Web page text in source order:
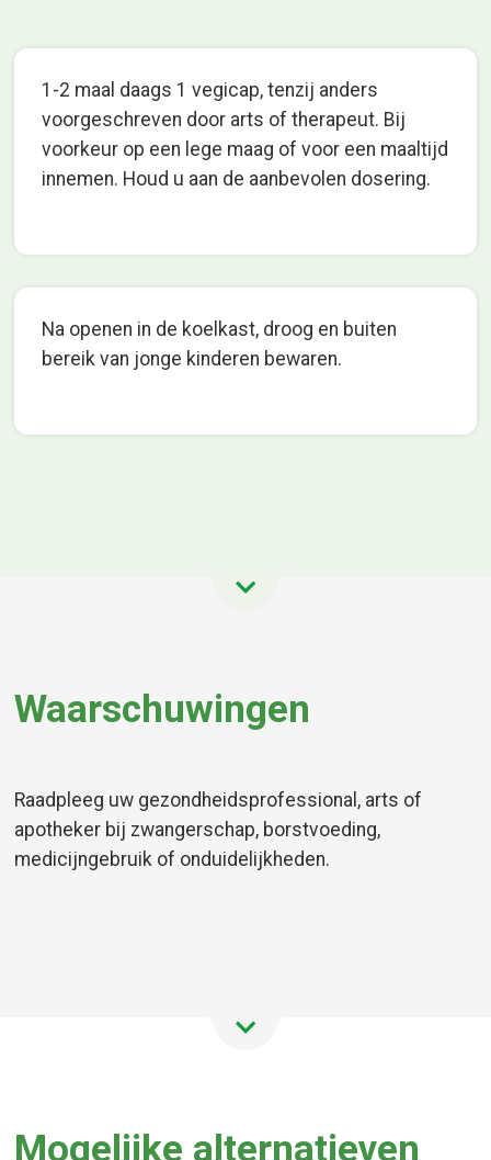
1-2 maal daags 1 vegicap, tenzij anders
voorgeschreven door arts of therapeut. Bij
voorkeur op een lege maag of voor een maaltijd
innemen. Houd u aan de aanbevolen dosering.
Na openen in de koelkast, droog en buiten
bereik van jonge kinderen bewaren.
Waarschuwingen
Raadpleeg uw gezondheidsprofessional, arts of
apotheker bij zwangerschap, borstvoeding,
medicijngebruik of onduidelijkheden.
Mogelijke alternatieven